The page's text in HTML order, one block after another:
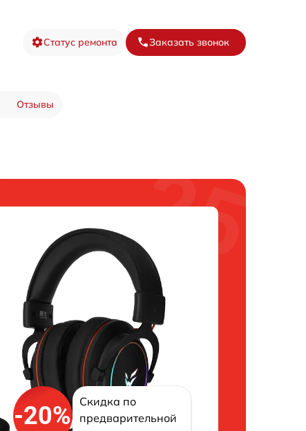
Статус ремонта Заказать звонок
Отзывы
-20%
Скидка по
предварительной